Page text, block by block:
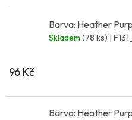
Barva: Heather
Skladem (78 ks) |
96 Kč
Barva: Heather